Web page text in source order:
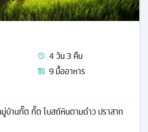
4วัน3 คืน
9มื้ออาหาร
บ้านกั๊ต กั๊ต โบสถ์หินตามด๋าว ปราสาท